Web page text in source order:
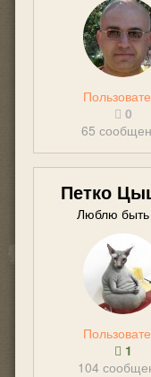
0
65
Петко
Люблю быть
1
104